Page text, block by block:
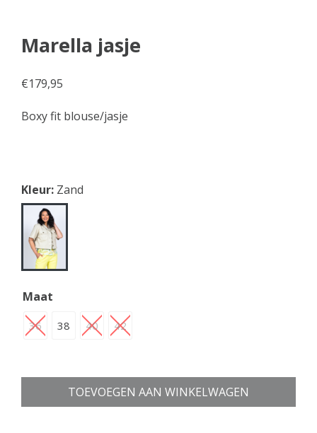
Marella jasje
€179,95
Boxy fit blouse/jasje
Kleur: Zand
Maat
36 38 40 42
TOEVOEGEN AAN WINKELWAGEN